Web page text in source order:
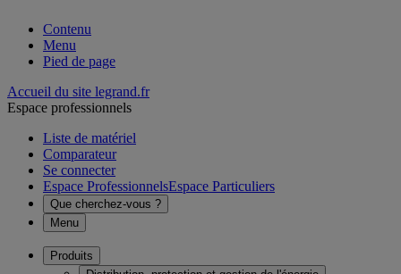
Contenu
Menu
Pied de page
Accueil du site legrand.fr
Espace professionnels
Liste de matériel
Comparateur
Se connecter
Espace ProfessionnelsEspace Particuliers
Que cherchez-vous ?
Menu
Produits